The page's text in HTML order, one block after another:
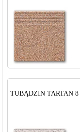
TUBĄDZIN TARTAN